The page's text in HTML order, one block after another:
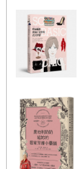
釋放情緒的療
Chapter4悲的情
對於悲傷，如何
面對悲傷－活
．甜橙